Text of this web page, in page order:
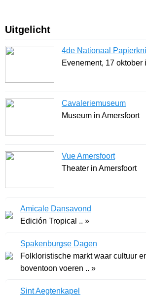
Uitgelicht
4de Nationaal
Evenement, 17 oktober
Cavaleriemuseum
Museum in Amersfoort
Vue Amersfoort
Theater in Amersfoort
Amicale Dansavond
Edición Tropical .. »
Spakenburgse Dagen
Folkloristische markt waar cultuur
boventoon voeren .. »
Sint Aegtenkapel